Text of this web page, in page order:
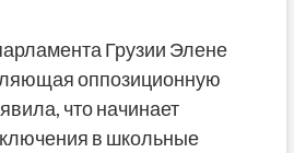
Грузии Элене
оппозиционную
что начинает
в школьные